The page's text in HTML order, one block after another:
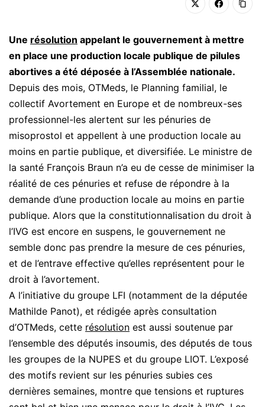
Une résolution appelant le gouvernement à mettre
en place une production locale publique de pilules
abortives a été déposée à l’Assemblée nationale.
Depuis des mois, OTMeds, le Planning familial, le
collectif Avortement en Europe et de nombreux-ses
professionnel-les alertent sur les pénuries de
misoprostol et appellent à une production locale au
moins en partie publique, et diversifiée. Le ministre de
la santé François Braun n’a eu de cesse de minimiser la
réalité de ces pénuries et refuse de répondre à la
demande d’une production locale au moins en partie
publique. Alors que la constitutionnalisation du droit à
l’IVG est encore en suspens, le gouvernement ne
semble donc pas prendre la mesure de ces pénuries,
et de l’entrave effective qu’elles représentent pour le
droit à l’avortement.
A l’initiative du groupe LFI (notamment de la députée
Mathilde Panot), et rédigée après consultation
d’OTMeds, cette résolution est aussi soutenue par
l’ensemble des députés insoumis, des députés de tous
les groupes de la NUPES et du groupe LIOT. L’exposé
des motifs revient sur les pénuries subies ces
dernières semaines, montre que tensions et ruptures